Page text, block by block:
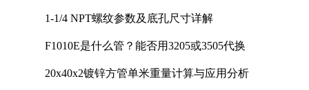
1-1/4 NPT螺纹参数及底孔尺寸详解
F1010E是什么管？能否用3205或3505代换
20x40x2镀锌方管单米重量计算与应用分析